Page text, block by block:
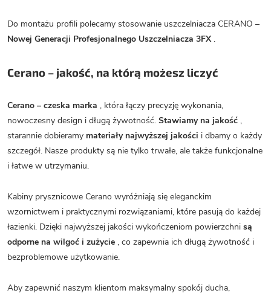
Do montażu profili polecamy stosowanie uszczelniacza CERANO –
Nowej Generacji Profesjonalnego Uszczelniacza 3FX.
Cerano – jakość, na którą możesz liczyć
Cerano – czeska marka , która łączy precyzję wykonania,
nowoczesny design i długą żywotność. Stawiamy na jakość ,
starannie dobieramy materiały najwyższej jakości i dbamy o każdy
szczegół. Nasze produkty są nie tylko trwałe, ale także funkcjonalne
i łatwe w utrzymaniu.
Kabiny prysznicowe Cerano wyróżniają się eleganckim
wzornictwem i praktycznymi rozwiązaniami, które pasują do każdej
łazienki. Dzięki najwyższej jakości wykończeniom powierzchni są
odporne na wilgoć i zużycie , co zapewnia ich długą żywotność i
bezproblemowe użytkowanie.
Aby zapewnić naszym klientom maksymalny spokój ducha,